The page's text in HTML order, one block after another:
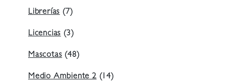
Librerías(7)
Licencias(3)
Mascotas(48)
Medio Ambiente 2(14)